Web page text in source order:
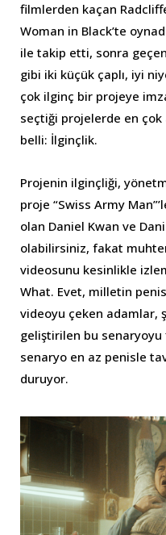
filmlerden kaçan
Woman in Black’te
ile takip etti, sonra
gibi iki küçük çaplı, iyi
çok ilginç bir projeye
seçtiği projelerde en çok
belli: İlginçlik.
Projenin ilginçliği,
proje “Swiss Army
olan Daniel Kwan ve
olabilirsiniz, fakat
videosunu kesinlikle
What. Evet, milletin
videoyu çeken adamlar,
geliştirilen bu senaryoyu
senaryo en az penisle
duruyor.